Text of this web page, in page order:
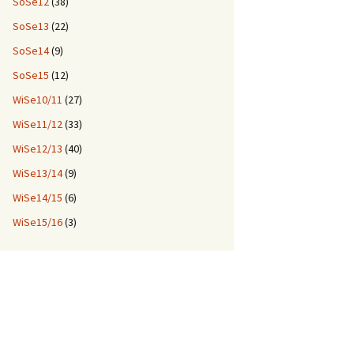
SoSe13 (22)
SoSe14(9)
SoSe15 (12)
WiSe10/11 (27)
WiSe11/12(33)
WiSe12/13 (40)
WiSe13/14(9)
WiSe14/15 (6)
WiSe15/16(3)